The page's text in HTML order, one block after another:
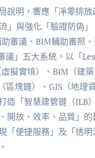
說明，響應「淨零排
」與強化「驗證防偽
審議、BIM輔助審照、
議」五大系統，以「
擬實境）、BIM（建築
區塊鏈）、GIS（地理
造「智慧建管鏈（ILB
開放、效率、品質」
「便捷服務」及「透